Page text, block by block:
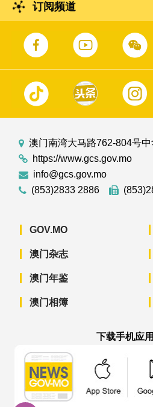
订阅频道
澳门南湾大马路762-804号
https://www.gcs.gov.mo
info@gcs.gov.mo
(853)2833 2886
GOV.MO
澳门杂志
澳门年鉴
澳门相簿
下载手机应